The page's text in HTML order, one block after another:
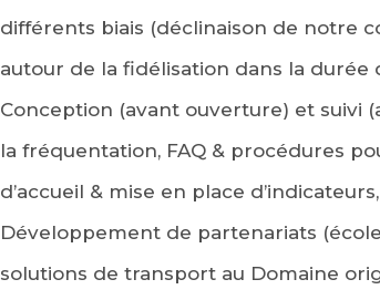
différents biais (déclinaison de notre
autour de la fidélisation dans la durée
Conception (avant ouverture) et suivi
la fréquentation, FAQ & procédures
d’accueil & mise en place
Développement de partenariats
solutions de transport au Domaine